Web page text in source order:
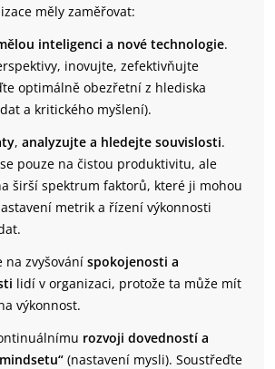
měly zaměřovat:
inteligenci a nové technologie.
inovujte, zefektivňujte
optimálně obezřetní z hlediska
a kritického myšlení).
, analyzujte a hledejte souvislosti.
pouze na čistou produktivitu, ale
širší spektrum faktorů, které ji mohou
metrik a řízení výkonnosti
na zvyšování spokojenosti a
lidí v organizaci, protože ta může mít
výkonnost.
rozvoji dovedností a
(nastavení mysli). Soustřeďte